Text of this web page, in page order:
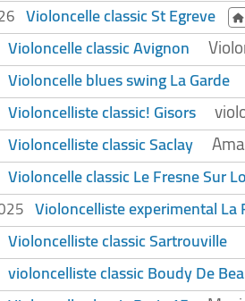
Violoncelle classic St Egreve
Violoncelle classic Avignon
Violoncelle blues swing La Garde
Violoncelliste classic! Gisors
Violoncelliste classic Saclay
Violoncelle classic Le Fresne Sur
Violoncelliste experimental La
Violoncelliste classic Sartrouville
violoncelliste classic Boudy De